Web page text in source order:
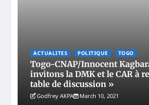
ACTUALITES POLITIQUE TOGO
Togo-CNAP/Innocent
invitons la DMK et le CAR à
table de discussion »
Godfrey AKPA March 10, 2021